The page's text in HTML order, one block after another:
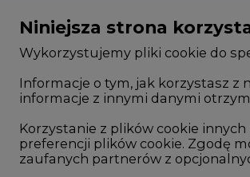
CIRE - kim jesteśmy
Reklamuj się na CIRE
Patronat medialny CIRE
ARE - wydawca portalu CIRE
Wykorzystujemy pliki cookie do
Informacje o tym, jak korzystasz z
Korzystanie z plików cookie
zaufanych partnerów z
Twoja zgoda jest dobrowolna i